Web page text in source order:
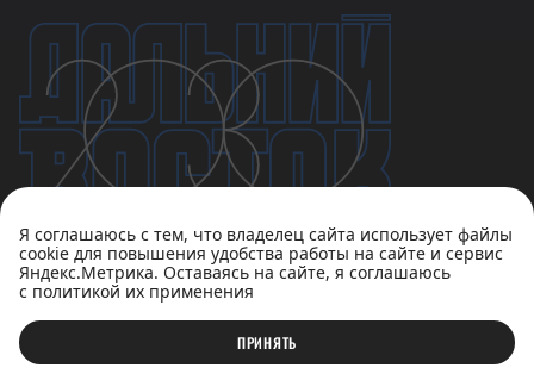
Я соглашаюсь с тем, что владелец сайта использует файлы
cookie для повышения удобства работы на сайте и сервис
Яндекс.Метрика. Оставаясь на сайте, я соглашаюсь
с политикой их применения
ПРИНЯТЬ
Политика конфиденциальности
Пользовательское соглашение